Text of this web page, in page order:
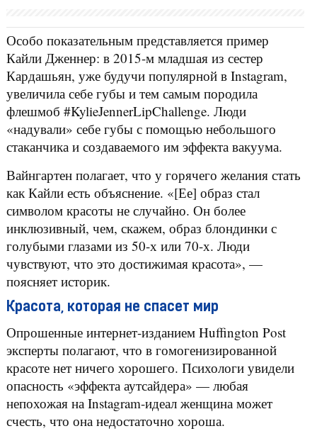
Особо показательным представляется пример
Кайли Дженнер: в 2015-м младшая из сестер
Кардашьян, уже будучи популярной в Instagram,
увеличила себе губы и тем самым породила
флешмоб #KylieJennerLipChallenge. Люди
«надували» себе губы с помощью небольшого
стаканчика и создаваемого им эффекта вакуума.
Вайнгартен полагает, что у горячего желания стать
как Кайли есть объяснение. «[Ее] образ стал
символом красоты не случайно. Он более
инклюзивный, чем, скажем, образ блондинки с
голубыми глазами из 50-х или 70-х. Люди
чувствуют, что это достижимая красота», —
поясняет историк.
Красота, которая не спасет мир
Опрошенные интернет-изданием Huffington Post
эксперты полагают, что в гомогенизированной
красоте нет ничего хорошего. Психологи увидели
опасность «эффекта аутсайдера» — любая
непохожая на Instagram-идеал женщина может
счесть, что она недостаточно хороша.